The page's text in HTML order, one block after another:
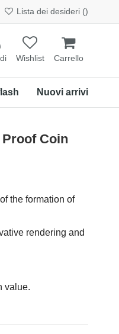
Lista dei desideri ()
Wishlist Carrello
Nuovi arrivi
Coin
the formation of
rendering and
value.